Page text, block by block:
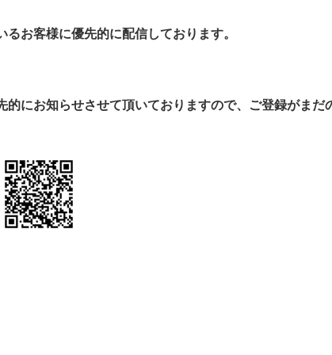
お客様に優先的に配信しております。
にお知らせさせて頂いておりますので、ご登録がまだ